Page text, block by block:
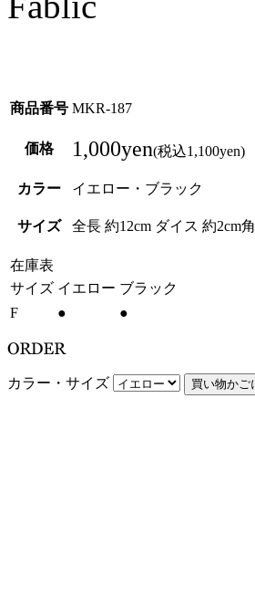
商品番号 MKR-187
価格 1,000yen(税込1,100yen)
カラー イエロー・ブラック
サイズ 全長 約12cm ダイス 約2cm角
在庫表
サイズ イエロー ブラック
F
● ●
カラー・サイズ